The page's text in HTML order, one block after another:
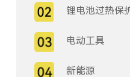
锂电池过热保
电动工具
新能源